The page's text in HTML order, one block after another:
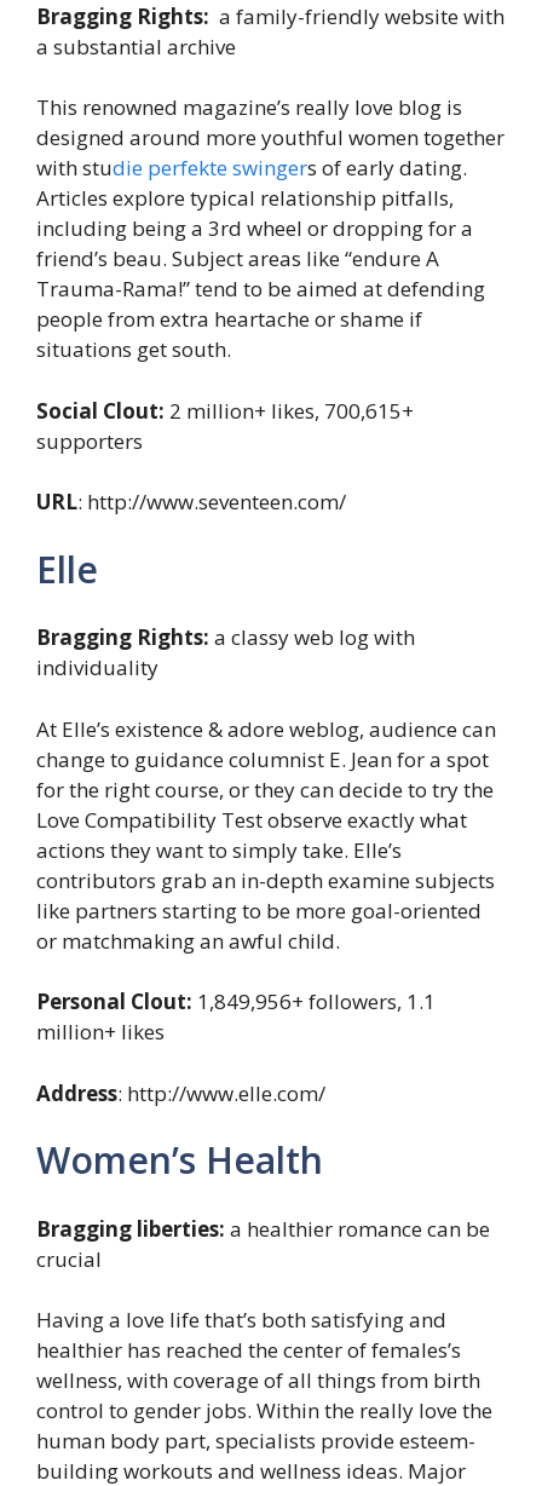
Bragging Rights: a family-friendly website with
a substantial archive
This renowned magazine’s really love blog is
designed around more youthful women together
with studie perfekte swingers of early dating.
Articles explore typical relationship pitfalls,
including being a 3rd wheel or dropping for a
friend’s beau. Subject areas like “endure A
Trauma-Rama!” tend to be aimed at defending
people from extra heartache or shame if
situations get south.
Social Clout: 2 million+ likes, 700,615+
supporters
URL: http://www.seventeen.com/
Elle
Bragging Rights: a classy web log with
individuality
At Elle’s existence & adore weblog, audience can
change to guidance columnist E. Jean for a spot
for the right course, or they can decide to try the
Love Compatibility Test observe exactly what
actions they want to simply take. Elle’s
contributors grab an in-depth examine subjects
like partners starting to be more goal-oriented
or matchmaking an awful child.
Personal Clout: 1,849,956+ followers, 1.1
million+ likes
Address: http://www.elle.com/
Women’s Health
Bragging liberties: a healthier romance can be
crucial
Having a love life that’s both satisfying and
healthier has reached the center of females’s
wellness, with coverage of all things from birth
control to gender jobs. Within the really love the
human body part, specialists provide esteem-
building workouts and wellness ideas. Major